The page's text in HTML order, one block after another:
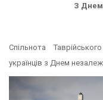
З Днем
Спільнота
українців з Днем